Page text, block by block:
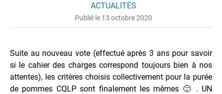
ME CONNECTER / ADHÉRER
ACTUALITÉS
Publié le 13 octobre 2020
Suite au nouveau vote (effectué après 3 ans pour savoir
si le cahier des charges correspond toujours bien à nos
attentes), les critères choisis collectivement pour la purée
de pommes CQLP sont finalement les mêmes 🙂 . UN